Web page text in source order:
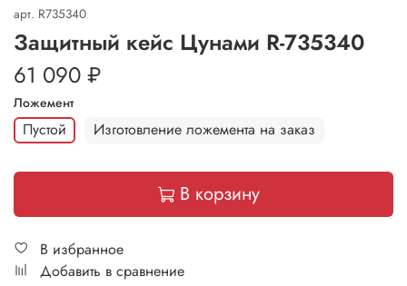
арт. R735340
Защитный кейс Цунами R-735340
61 090 ₽
Ложемент
Пустой Изготовление ложемента на заказ
В корзину
В избранное
Добавить в сравнение